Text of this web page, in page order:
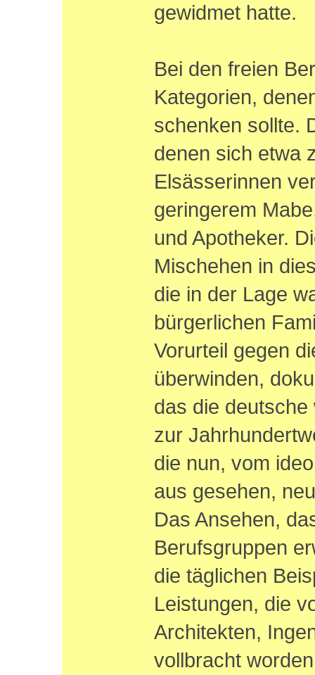
gewidmet hatte.
Bei den freien
Kategorien,
schenken sollte.
denen sich etwa
Elsässerinnen
geringerem
und Apotheker.
Mischehen in
die in der Lage
bürgerlichen
Vorurteil gegen
überwinden,
das die
zur
die nun, vom
aus gesehen,
Das Ansehen,
Berufsgruppen
die täglichen
Leistungen, die
Architekten,
vollbracht